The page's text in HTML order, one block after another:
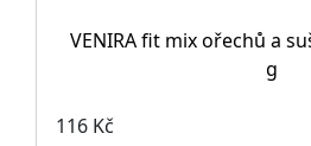
VENIRA fit mix ořechů a
g
116 Kč